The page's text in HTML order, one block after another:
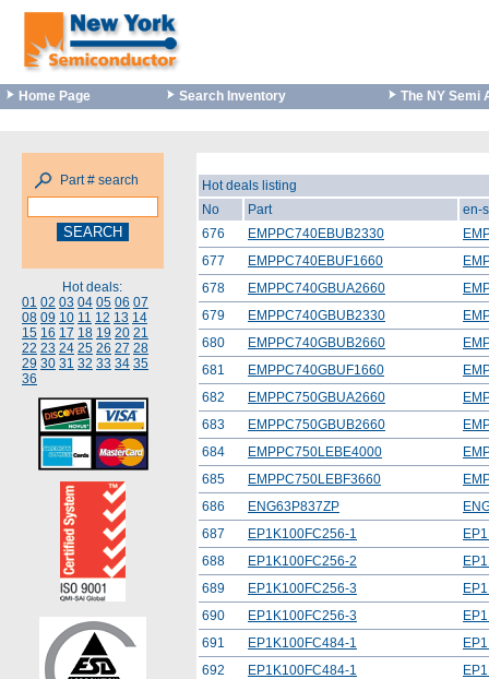
Home Page Search Inventory The NY Semi
Part # search
Hot deals:
01 02 03 04 05 06 07
08 09 10 11 12 13 14
15 16 17 18 19 20 21
22 23 24 25 26 27 28
29 30 31 32 33 34 35
36
Hot deals listing
No
Part
en-
676
EMPPC740EBUB2330
677
EMPPC740EBUF1660
678
EMPPC740GBUA2660
679
EMPPC740GBUB2330
680
EMPPC740GBUB2660
681
EMPPC740GBUF1660
682
EMPPC750GBUA2660
683
EMPPC750GBUB2660
684
EMPPC750LEBE4000
685
EMPPC750LEBF3660
686
ENG63P837ZP
687
EP1K100FC256-1
688
EP1K100FC256-2
689
EP1K100FC256-3
690
EP1K100FC256-3
691
EP1K100FC484-1
692
EP1K100FC484-1